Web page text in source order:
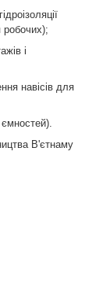
робочих);
і
навісів для
В'єтнаму